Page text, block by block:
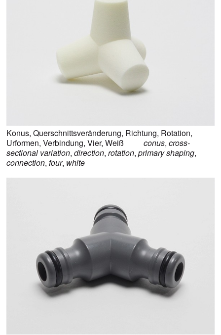
Konus, Querschnittsveränderung, Richtung, Rotation,
Urformen, Verbindung, Vier, Weiß conus, cross-
sectional variation, direction, rotation, primary shaping,
connection, four, white